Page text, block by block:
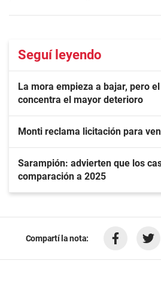
Seguí leyendo
La mora empieza a bajar, pero
concentra el mayor deterioro
Monti reclama licitación para
Sarampión: advierten que los
comparación a 2025
Compartí la nota: